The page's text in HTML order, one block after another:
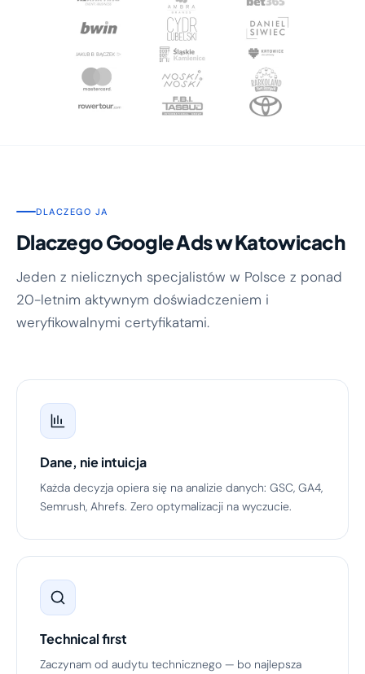
DLACZEGO JA
Dlaczego Google Ads w Katowicach
Jeden z nielicznych specjalistów w Polsce z ponad
20-letnim aktywnym doświadczeniem i
weryfikowalnymi certyfikatami.
Dane, nie intuicja
Każda decyzja opiera się na analizie danych: GSC, GA4,
Semrush, Ahrefs. Zero optymalizacji na wyczucie.
Technical first
Zaczynam od audytu technicznego — bo najlepsza